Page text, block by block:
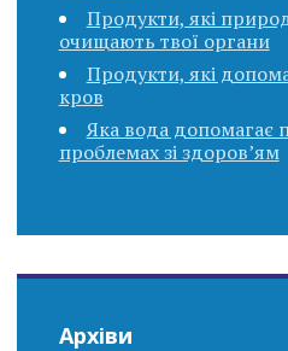
Продукти, які
очищають твої органи
Продукти, які
кров
Яка вода допомагає
проблемах зі здоров’ям
Архіви